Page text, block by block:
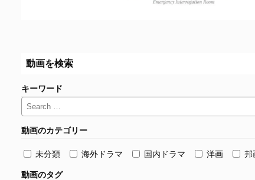
動画を検索
キーワード
動画のカテゴリー
未分類 海外ドラマ 国内ドラマ 洋画 邦
動画のタグ